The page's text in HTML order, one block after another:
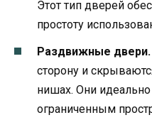
Этот тип дверей
простоту
Раздвижные двери.
сторону и
нишах. Они
ограниченным